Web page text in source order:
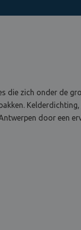
zich onder de
door een